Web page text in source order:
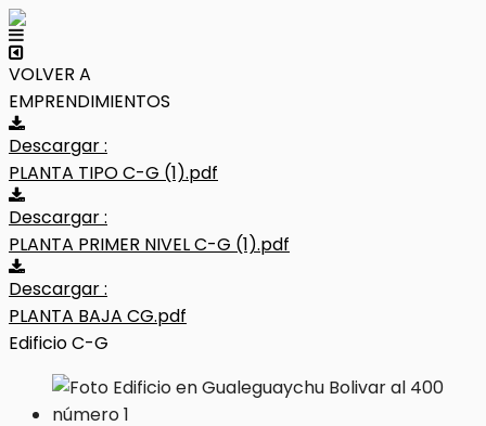
VOLVER A
EMPRENDIMIENTOS
Descargar :
PLANTA TIPO C-G (1).pdf
Descargar :
PLANTA PRIMER NIVEL C-G (1).pdf
Descargar :
PLANTA BAJA CG.pdf
Edificio C-G